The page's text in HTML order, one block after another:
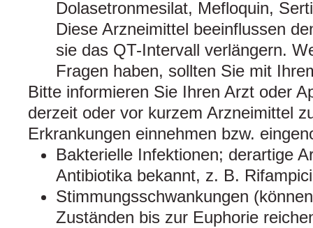
Dolasetronmesilat, Mefloquin,
Diese Arzneimittel beeinflussen
sie das QT-Intervall verlängern.
Fragen haben, sollten Sie mit
Bitte informieren Sie Ihren Arzt oder
derzeit oder vor kurzem Arzneimittel
Erkrankungen einnehmen bzw.
Bakterielle Infektionen; derartige
Antibiotika bekannt, z. B.
Stimmungsschwankungen
Zuständen bis zur Euphorie